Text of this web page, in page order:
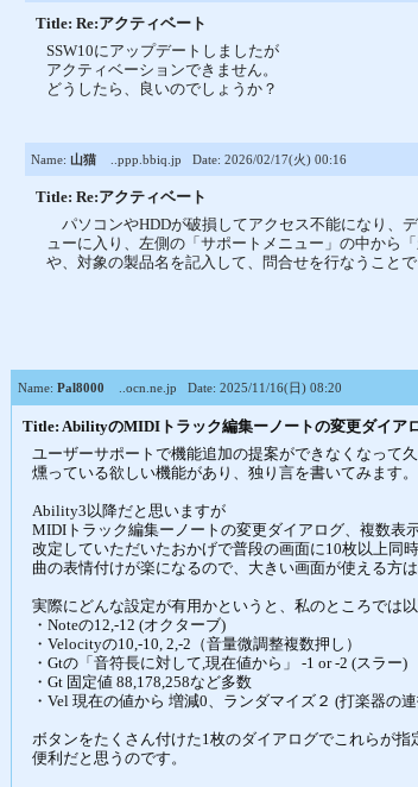
Title: Re:アクティベート
SSW10にアップデートしましたが
アクティベーションできません。
どうしたら、良いのでしょうか？
Name: 山猫..ppp.bbiq.jp Date: 2026/02/17(火) 00:16
Title: Re:アクティベート
パソコンやHDDが破損してアクセス不能になり、
ューに入り、左側の「サポートメニュー」の中から
や、対象の製品名を記入して、問合せを行なうことで
Name: Pal8000 ..ocn.ne.jp Date: 2025/11/16(日) 08:20
Title: AbilityのMIDIトラック編集ーノートの変更ダイア
ユーザーサポートで機能追加の提案ができなくなって
燻っている欲しい機能があり、独り言を書いてみます。
Ability3以降だと思いますが
MIDIトラック編集ーノートの変更ダイアログ、複数表
改定していただいたおかげで普段の画面に10枚以上同
曲の表情付けが楽になるので、大きい画面が使える方は
実際にどんな設定が有用かというと、私のところでは
・Noteの12,-12 (オクターブ)
・Velocityの10,-10, 2,-2（音量微調整複数押し）
・Gtの「音符長に対して,現在値から」 -1 or -2 (スラー)
・Gt 固定値 88,178,258など多数
・Vel 現在の値から 増減0、ランダマイズ２ (打楽器の
ボタンをたくさん付けた1枚のダイアログでこれらが指
便利だと思うのです。